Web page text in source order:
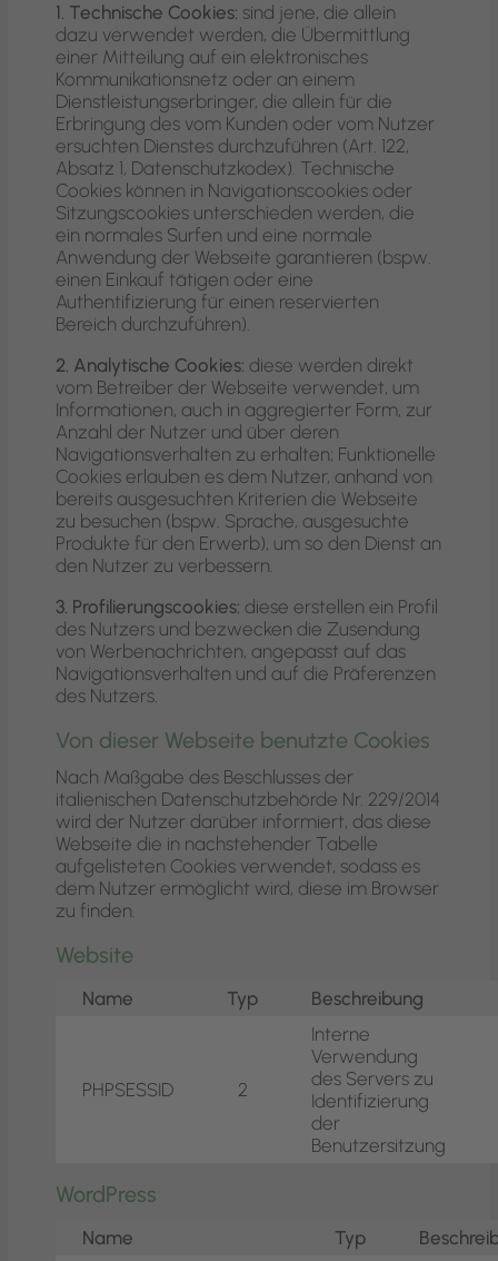
1. Technische Cookies: sind jene, die allein
dazu verwendet werden, die Übermittlung
einer Mitteilung auf ein elektronisches
Kommunikationsnetz oder an einem
Dienstleistungserbringer, die allein für die
Erbringung des vom Kunden oder vom Nutzer
ersuchten Dienstes durchzuführen (Art. 122,
Absatz 1, Datenschutzkodex). Technische
Cookies können in Navigationscookies oder
Sitzungscookies unterschieden werden, die
ein normales Surfen und eine normale
Anwendung der Webseite garantieren (bspw.
einen Einkauf tätigen oder eine
Authentifizierung für einen reservierten
Bereich durchzuführen).
2. Analytische Cookies: diese werden direkt
vom Betreiber der Webseite verwendet, um
Informationen, auch in aggregierter Form, zur
Anzahl der Nutzer und über deren
Navigationsverhalten zu erhalten; Funktionelle
Cookies erlauben es dem Nutzer, anhand von
bereits ausgesuchten Kriterien die Webseite
zu besuchen (bspw. Sprache, ausgesuchte
Produkte für den Erwerb), um so den Dienst an
den Nutzer zu verbessern.
3. Profilierungscookies: diese erstellen ein Profil
des Nutzers und bezwecken die Zusendung
von Werbenachrichten, angepasst auf das
Navigationsverhalten und auf die Präferenzen
des Nutzers.
Von dieser Webseite benutzte Cookies
Nach Maßgabe des Beschlusses der
italienischen Datenschutzbehörde Nr. 229/2014
wird der Nutzer darüber informiert, das diese
Webseite die in nachstehender Tabelle
aufgelisteten Cookies verwendet, sodass es
dem Nutzer ermöglicht wird, diese im Browser
zu finden.
Website
Name Typ Beschreibung
PHPSESSID 2
Interne
Verwendung
des Servers zu
Identifizierung
der
Benutzersitzung
WordPress
Name Typ